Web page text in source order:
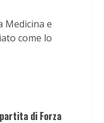
Medicina e
come lo
di Forza